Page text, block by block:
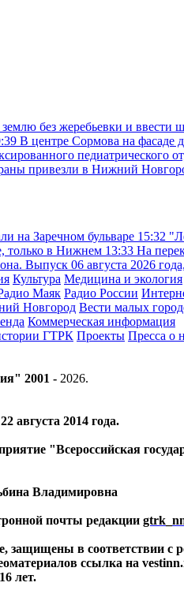
без жеребьевки и ввести
В центре Сормова на фасаде
педиатрического
привезли в Нижний
на Заречном бульваре 15:32
только в Нижнем 13:33 На
Выпуск 06 августа 2026
Культура Медицина и экология
Маяк Радио России
Новгород Вести малых
Коммерческая информация
ГТРК Проекты Пресса о
2001 - 2026.
августа 2014 года.
"Всероссийская
Владимировна
почты редакции
в соответствии
ссылка на
лет.